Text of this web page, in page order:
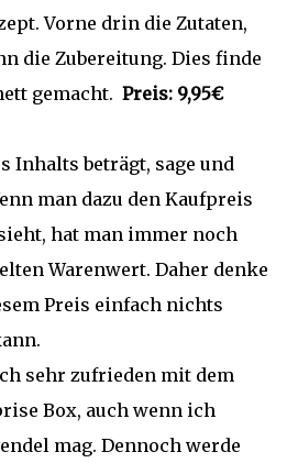
Vorne drin die Zutaten,
die Zubereitung. Dies finde
gemacht. Preis: 9,95€
Inhalts beträgt, sage und
man dazu den Kaufpreis
hat man immer noch
Warenwert. Daher denke
Preis einfach nichts
sehr zufrieden mit dem
Box, auch wenn ich
mag. Dennoch werde